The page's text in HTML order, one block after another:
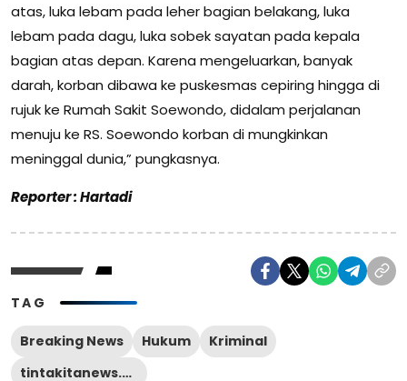
atas, luka lebam pada leher bagian belakang, luka
lebam pada dagu, luka sobek sayatan pada kepala
bagian atas depan. Karena mengeluarkan, banyak
darah, korban dibawa ke puskesmas cepiring hingga di
rujuk ke Rumah Sakit Soewondo, didalam perjalanan
menuju ke RS. Soewondo korban di mungkinkan
meninggal dunia,” pungkasnya.
Reporter : Hartadi
TAG
Breaking News Hukum
Kriminal
tintakitanews.com